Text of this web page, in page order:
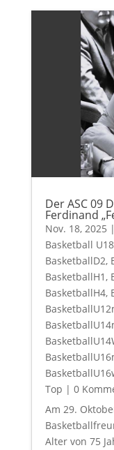
Der ASC 09
Ferdinand
Nov. 18, 2025 |
Basketball
BasketballD2,
BasketballH1,
BasketballH4,
Top | 0
Am 29.
Alter von 75